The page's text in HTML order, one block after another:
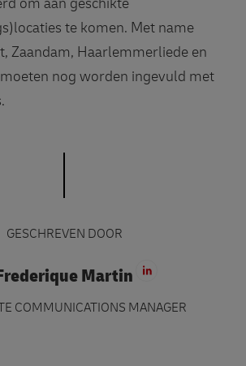
te komen. Met name
Zaandam, Haarlemmerliede en
nog worden ingevuld met
GESCHREVEN DOOR
Martin Ga naar
COMMUNICATIONS MANAGER